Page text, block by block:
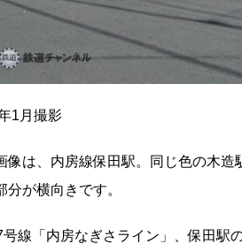
1月撮影
像は、内房線保田駅。同じ色の木
分が横向きです。
号線「内房なぎさライン」、保田駅